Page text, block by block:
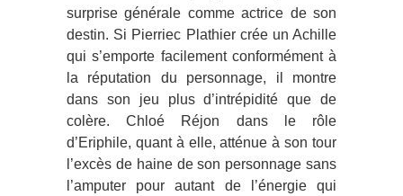
surprise générale comme actrice de son
destin. Si Pierriec Plathier crée un Achille
qui s’emporte facilement conformément à
la réputation du personnage, il montre
dans son jeu plus d’intrépidité que de
colère. Chloé Réjon dans le rôle
d’Eriphile, quant à elle, atténue à son tour
l’excès de haine de son personnage sans
l’amputer pour autant de l’énergie qui